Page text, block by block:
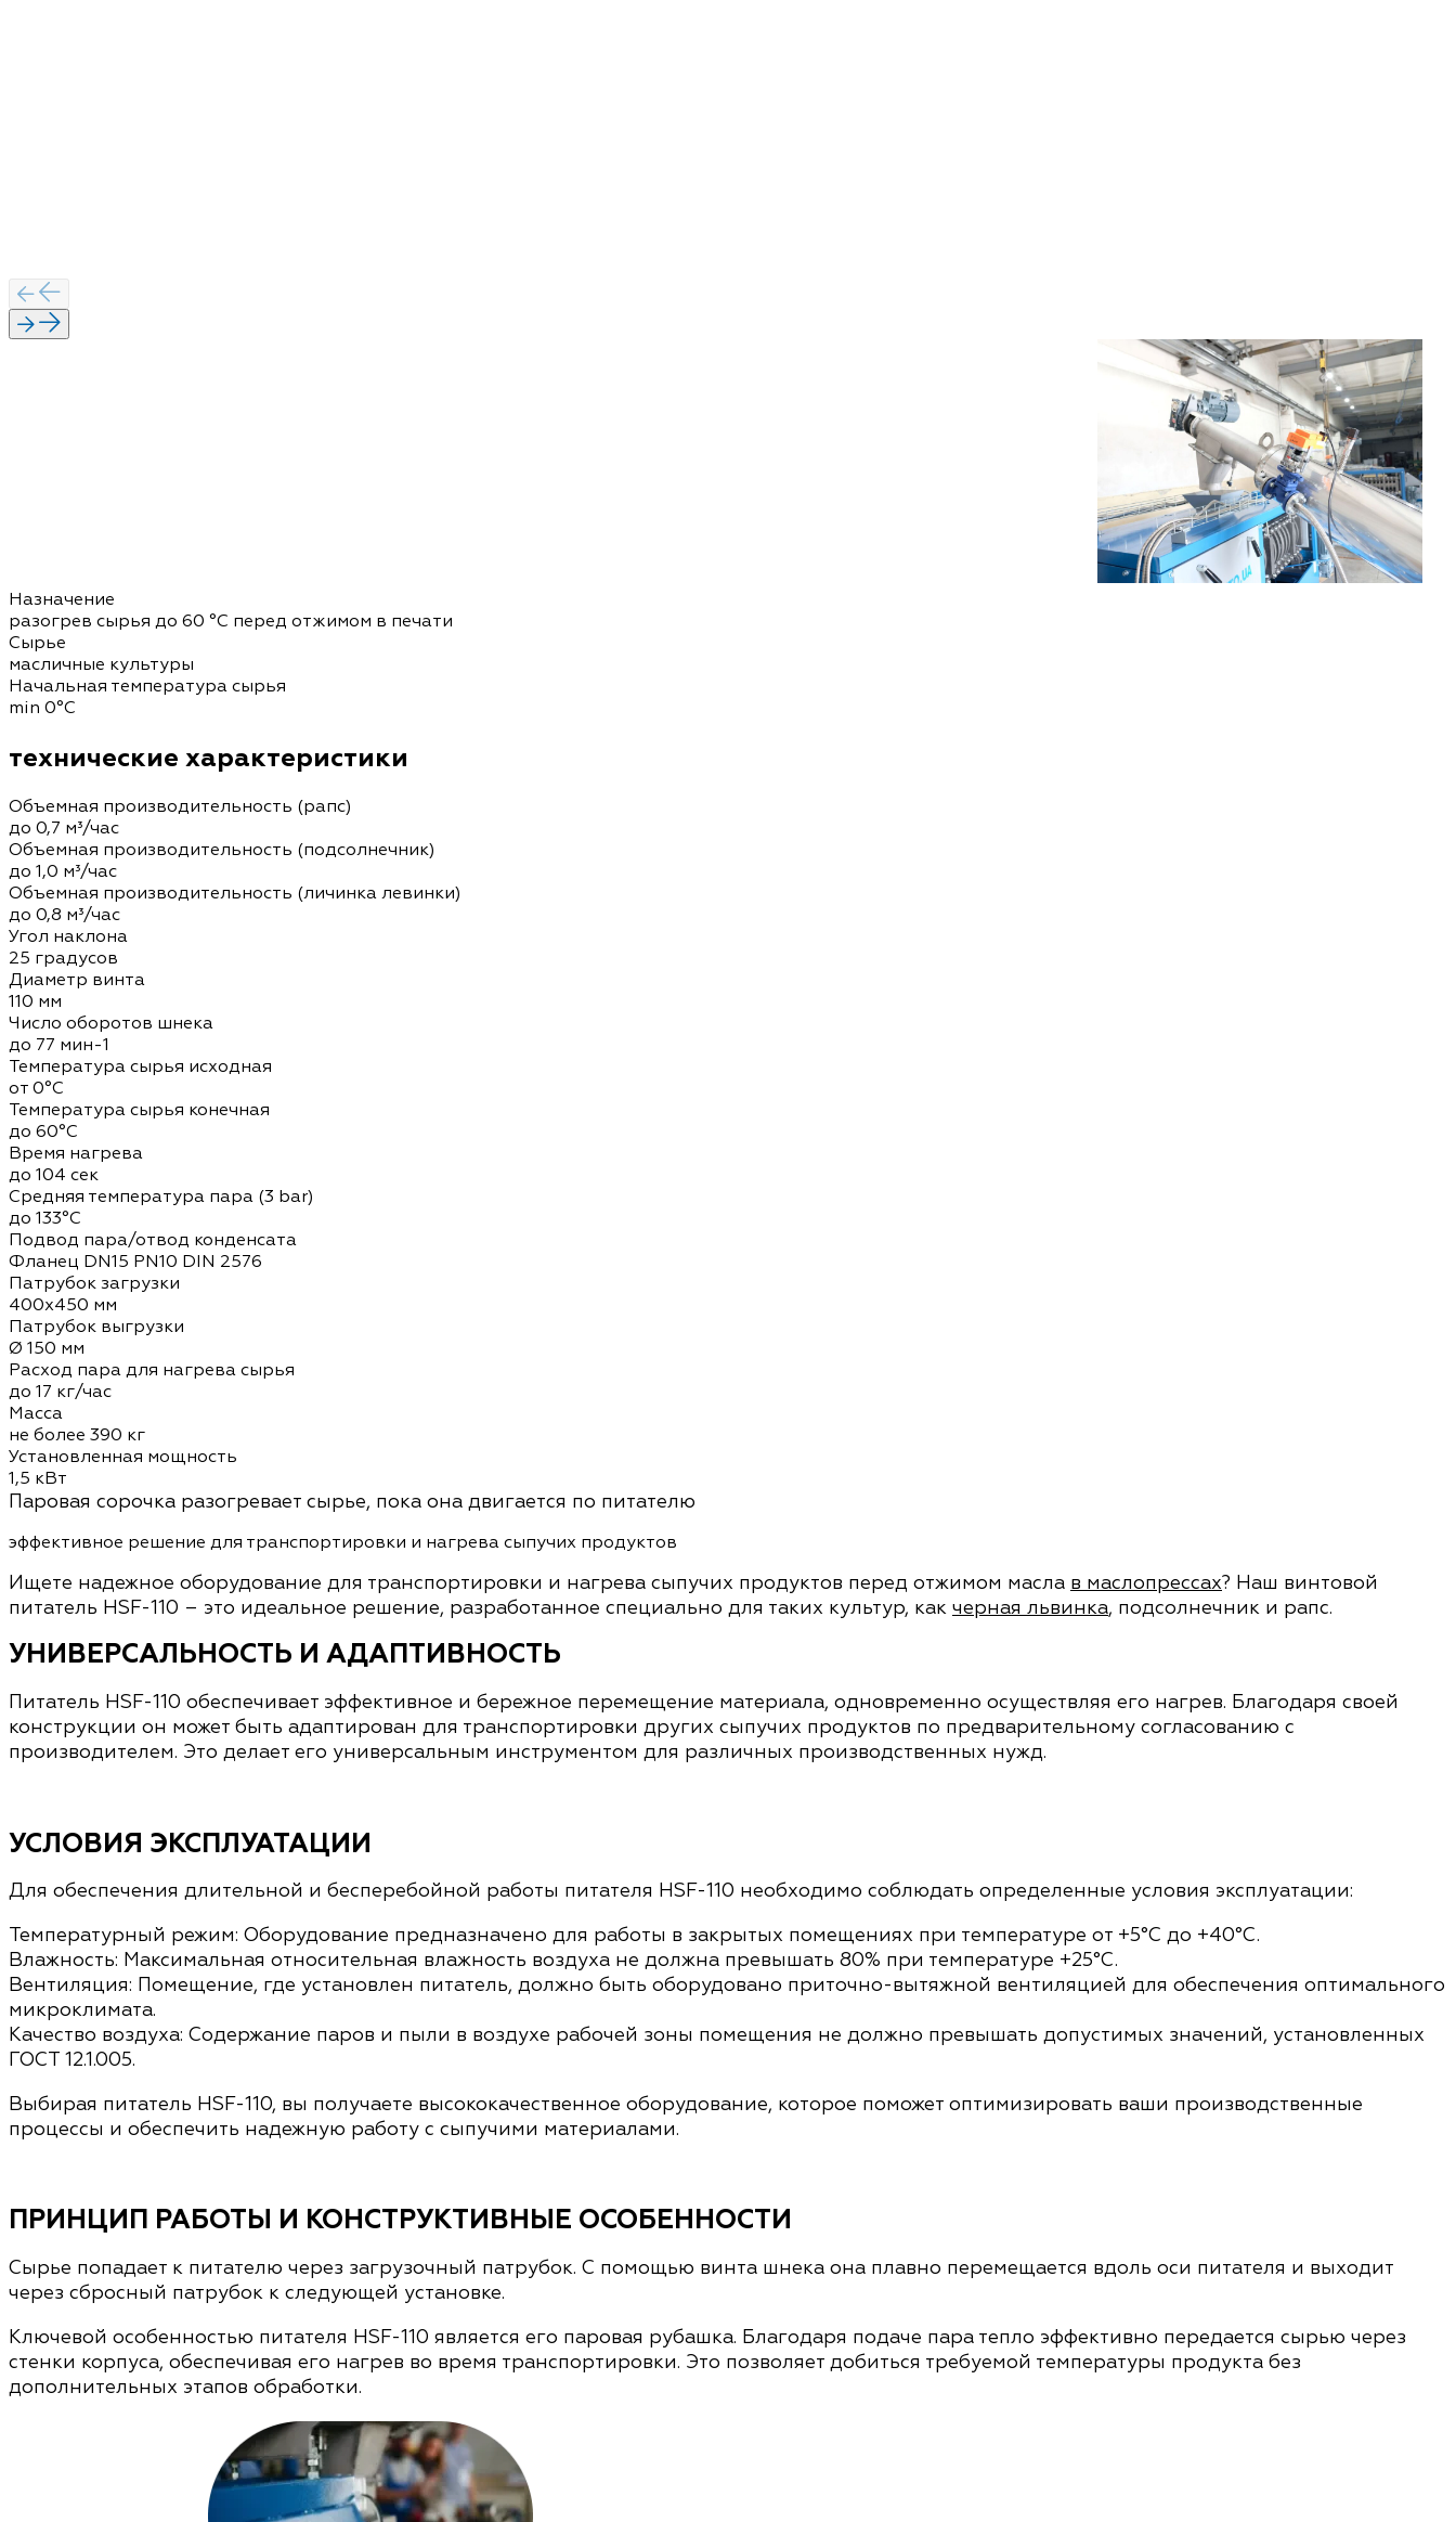
Назначение
разогрев сырья до 60 °C перед отжимом в печати
Сырье
масличные культуры
Начальная температура сырья
min 0°C
технические характеристики
Объемная производительность (рапс)
до 0,7 м³/час
Объемная производительность (подсолнечник)
до 1,0 м³/час
Объемная производительность (личинка левинки)
до 0,8 м³/час
Угол наклона
25 градусов
Диаметр винта
110 мм
Число оборотов шнека
до 77 мин-1
Температура сырья исходная
от 0°C
Температура сырья конечная
до 60°C
Время нагрева
до 104 сек
Средняя температура пара (3 bar)
до 133°C
Подвод пара/отвод конденсата
Фланец DN15 PN10 DIN 2576
Патрубок загрузки
400х450 мм
Патрубок выгрузки
Ø 150 мм
Расход пара для нагрева сырья
до 17 кг/час
Масса
не более 390 кг
Установленная мощность
1,5 кВт
Паровая сорочка разогревает сырье, пока она двигается по питателю
эффективное решение для транспортировки и нагрева сыпучих продуктов
Ищете надежное оборудование для транспортировки и нагрева сыпучих продуктов перед отжимом масла в маслопрессах? Наш винтовой
питатель HSF-110 – это идеальное решение, разработанное специально для таких культур, как черная львинка, подсолнечник и рапс.
УНИВЕРСАЛЬНОСТЬ И АДАПТИВНОСТЬ
Питатель HSF-110 обеспечивает эффективное и бережное перемещение материала, одновременно осуществляя его нагрев. Благодаря своей
конструкции он может быть адаптирован для транспортировки других сыпучих продуктов по предварительному согласованию с
производителем. Это делает его универсальным инструментом для различных производственных нужд.
УСЛОВИЯ ЭКСПЛУАТАЦИИ
Для обеспечения длительной и бесперебойной работы питателя HSF-110 необходимо соблюдать определенные условия эксплуатации:
Температурный режим: Оборудование предназначено для работы в закрытых помещениях при температуре от +5°С до +40°С.
Влажность: Максимальная относительная влажность воздуха не должна превышать 80% при температуре +25°С.
Вентиляция: Помещение, где установлен питатель, должно быть оборудовано приточно-вытяжной вентиляцией для обеспечения оптимального
микроклимата.
Качество воздуха: Содержание паров и пыли в воздухе рабочей зоны помещения не должно превышать допустимых значений, установленных
ГОСТ 12.1.005.
Выбирая питатель HSF-110, вы получаете высококачественное оборудование, которое поможет оптимизировать ваши производственные
процессы и обеспечить надежную работу с сыпучими материалами.
ПРИНЦИП РАБОТЫ И КОНСТРУКТИВНЫЕ ОСОБЕННОСТИ
Сырье попадает к питателю через загрузочный патрубок. С помощью винта шнека она плавно перемещается вдоль оси питателя и выходит
через сбросный патрубок к следующей установке.
Ключевой особенностью питателя HSF-110 является его паровая рубашка. Благодаря подаче пара тепло эффективно передается сырью через
стенки корпуса, обеспечивая его нагрев во время транспортировки. Это позволяет добиться требуемой температуры продукта без
дополнительных этапов обработки.